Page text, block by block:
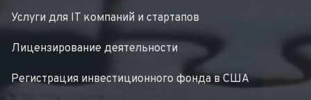
Услуги для IT компаний и стартапов
Лицензирование деятельности
Регистрация инвестиционного фонда в США